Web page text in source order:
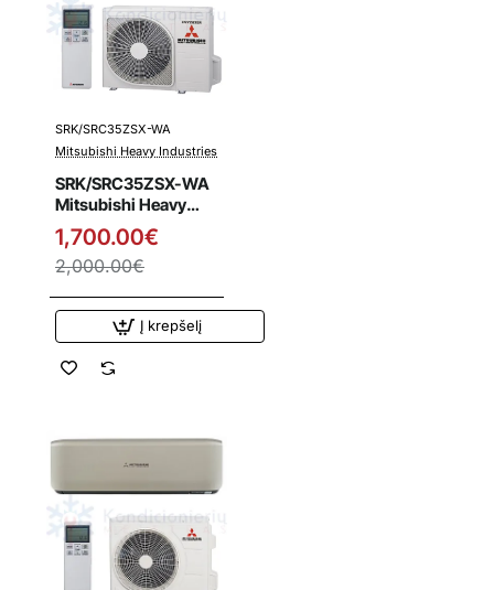
Išpardavimas
SRK/SRC35ZSX-WA
Mitsubishi Heavy Industries
SRK/SRC35ZSX-WA
Mitsubishi Heavy
Industries 3.5/4.3
kW šilumos siurblys
1,700.00€
2,000.00€
Į krepšelį